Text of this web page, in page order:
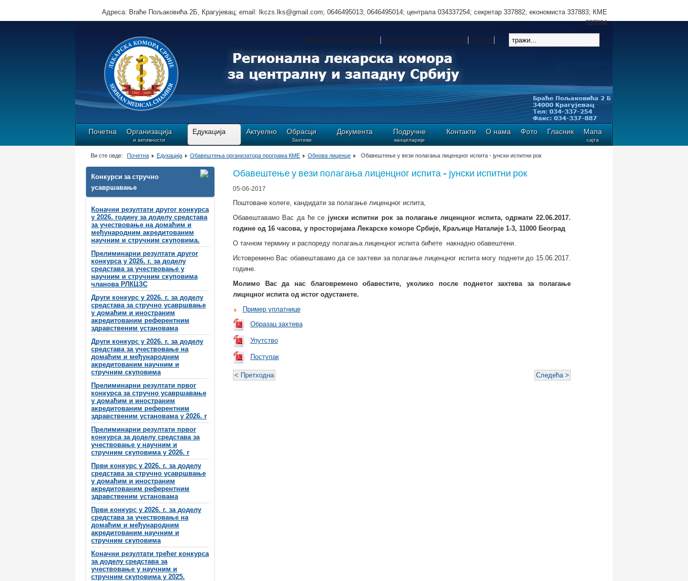
Почетна Организација
и активности
Едукација Актуелно Обрасци
Захтеви
Документа Подручне
канцеларије
Контакти О нама Фото Гласник Мапа
сајта
Адреса: Brаће Пољаковића 2Б, Крагујевац; email: lkczs.lks@gmail.com; 0646495013; 0646495014; централа 034337254; секретар 337882; економиста 337883; КМЕ
337884
Величина слова Веће Врати у претходно стање Мање
Ви сте овде: Почетна Едукација Обавештења oрганизатора програма КМЕ Обнова лиценце Обавештење у вези полагања лиценцног испита - јунски испитни рок
Конкурси за стручно
усавршавање
Коначни резултати другог конкурса
у 2026. годину за доделу средстава
за учествовање на домаћим и
међународним акредитованим
научним и стручним скуповима.
Прелиминарни резултати другог
конкурса у 2026. г. за доделу
средстава за учествовање у
научним и стручним скуповима
чланова РЛКЦЗС
Други конкурс у 2026. г. за доделу
средстава за стручно усавршвање
у домаћим и иностраним
акредитованим референтним
здравственим установама
Други конкурс у 2026. г. за доделу
средстава за учествовање на
домаћим и међународним
акредитованим научним и
стручним скуповима
Прелиминарни резултати првог
конкурса за стручно усавршавање
у домаћим и иностраним
акредитованим референтним
здравственим установама у 2026. г
Прелиминарни резултати првог
конкурса за доделу средстава за
учествовање у научним и
стручним скуповима у 2026. г
Први конкурс у 2026. г. за доделу
средстава за стручно усавршвање
у домаћим и иностраним
акредитованим референтним
здравственим установама
Први конкурс у 2026. г. за доделу
средстава за учествовање на
домаћим и међународним
акредитованим научним и
стручним скуповима
Коначни резултати трећег конкурса
за доделу средстава за
учествовање у научним и
стручним скуповима у 2025.
Обавештење у вези полагања лиценцног испита - јунски испитни рок
05-06-2017
Поштоване колеге, кандидати за полагање лиценцног испита,
Обавештавамо Вас да ће се јунски испитни рок за полагање лиценцног испита, одржати 22.06.2017.
године од 16 часова, у просторијама Лекарске коморе Србије, Краљице Наталије 1-3, 11000 Београд
О тачном термину и распореду полагања лиценцног испита бићете накнадно обавештени.
Истовремено Вас обавештавамо да се захтеви за полагање лиценцног испита могу поднети до 15.06.2017.
године.
Молимо Вас да нас благовремено обавестите, уколико после поднетог захтева за полагање
лицнцног испита од истог одустанете.
Пример уплатнице
Образац захтева
Упутство
Поступак
< Претходна Следећа >